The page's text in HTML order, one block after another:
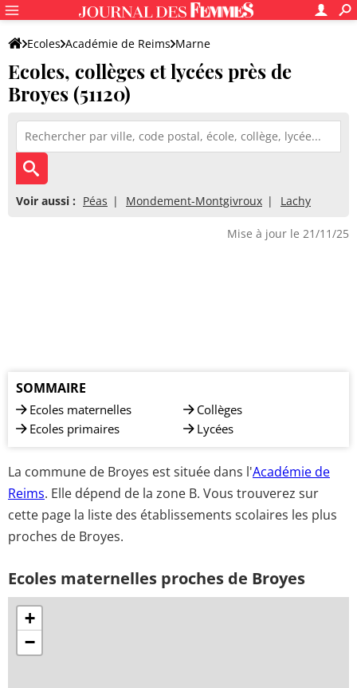
Ecoles Académie de Reims Marne
Ecoles, collèges et lycées près de
Broyes (51120)
Voir aussi : Péas Mondement-Montgivroux Lachy
Mise à jour le 21/11/25
SOMMAIRE
Ecoles maternelles
Ecoles primaires
Collèges
Lycées
La commune de Broyes est située dans l'Académie de
Reims. Elle dépend de la zone B. Vous trouverez sur
cette page la liste des établissements scolaires les plus
proches de Broyes.
Ecoles maternelles proches de Broyes
+
−